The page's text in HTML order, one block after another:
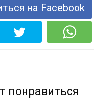
на Facebook
понравиться